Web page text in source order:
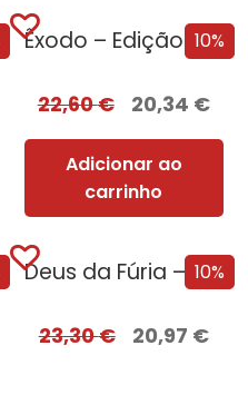
10%
Êxodo – Edição com EDGES
22,60€ 20,34 €
Adicionar ao
carrinho
10%
Deus da Fúria – Edição com EDGES
23,30€ 20,97 €